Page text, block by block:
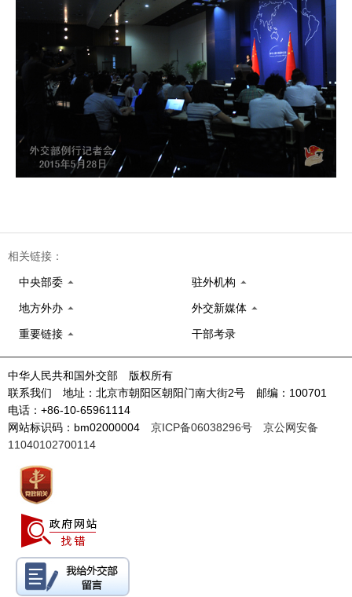
相关链接：
中央部委 驻外机构
地方外办 外交新媒体
重要链接 干部考录
中华人民共和国外交部 版权所有
联系我们 地址：北京市朝阳区朝阳门南大街2号 邮编：100701
电话：+86-10-65961114
网站标识码：bm02000004 京ICP备06038296号
京公网安备
11040102700114